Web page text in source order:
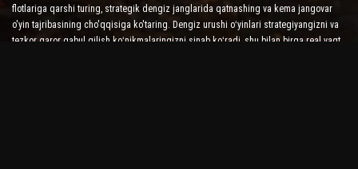
flotlariga qarshi turing, strategik dengiz janglarida qatnashing va kema jangovar
o'yin tajribasining cho'qqisiga ko'taring. Dengiz urushi oʻyinlari strategiyangizni va
tezkor qaror qabul qilish koʻnikmalaringizni sinab koʻradi, shu bilan birga real vaqt